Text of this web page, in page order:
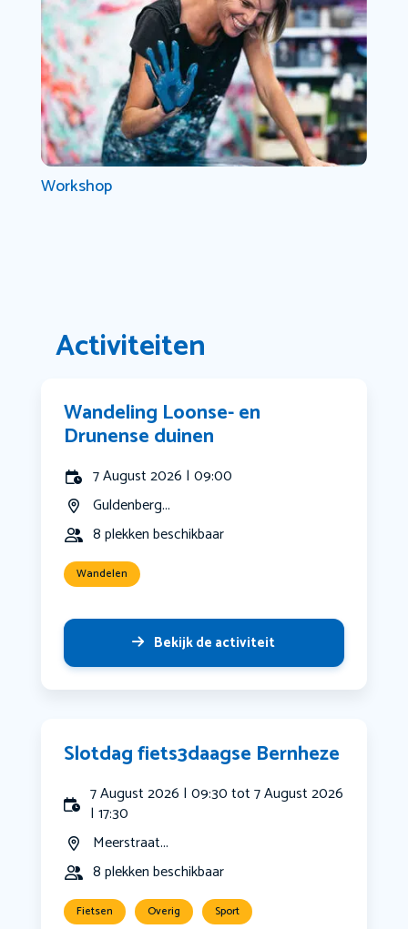
Workshop
Activiteiten
Wandeling Loonse- en
Drunense duinen
7 August 2026 | 09:00
Guldenberg...
8 plekken beschikbaar
Wandelen
Bekijk de activiteit
Slotdag fiets3daagse Bernheze
7 August 2026 | 09:30 tot 7 August 2026
| 17:30
Meerstraat...
8 plekken beschikbaar
Fietsen Overig Sport